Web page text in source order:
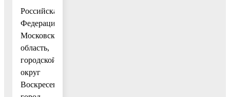
Российская
Федерация,
Московская
область,
городской
округ
Воскресенск,